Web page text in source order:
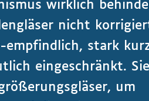
wirklich
nicht
empfindlich, stark
eingeschränkt. Sie
um